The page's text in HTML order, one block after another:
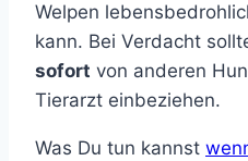
Welpen
kann. Bei Verdacht
sofort von anderen
Tierarzt einbeziehen.
Was Du tun kannst